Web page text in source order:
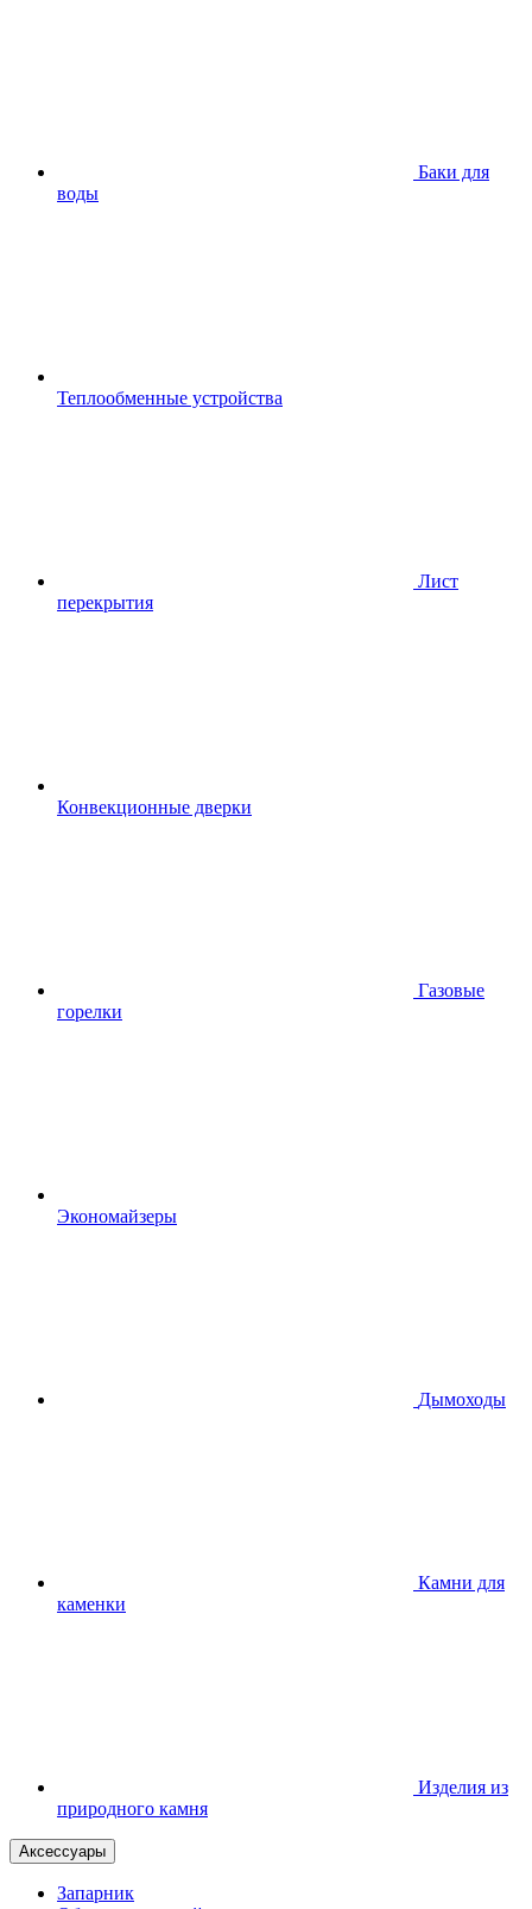
Баки для
воды
Теплообменные устройства
Лист
перекрытия
Конвекционные дверки
Газовые
горелки
Экономайзеры
Дымоходы
Камни для
каменки
Изделия из
природного камня
Аксессуары
Запарник